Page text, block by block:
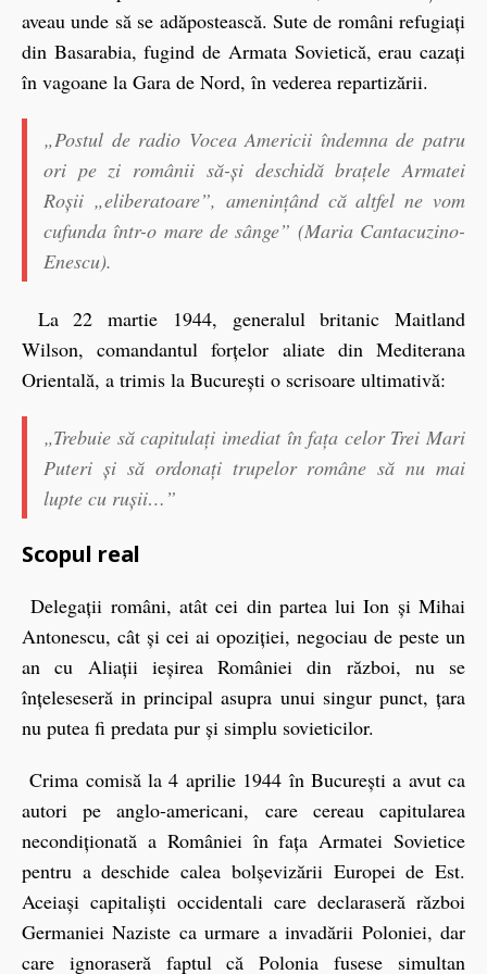
aveau unde să se adăpostească. Sute de români refugiați
din Basarabia, fugind de Armata Sovietică, erau cazați
în vagoane la Gara de Nord, în vederea repartizării.
„Postul de radio Vocea Americii îndemna de patru
ori pe zi românii să-și deschidă brațele Armatei
Roșii „eliberatoare”, amenințând că altfel ne vom
cufunda într-o mare de sânge” (Maria Cantacuzino-
Enescu).
La 22 martie 1944, generalul britanic Maitland
Wilson, comandantul forțelor aliate din Mediterana
Orientală, a trimis la București o scrisoare ultimativă:
„Trebuie să capitulați imediat în fața celor Trei Mari
Puteri și să ordonați trupelor române să nu mai
lupte cu rușii…”
Scopul real
Delegații români, atât cei din partea lui Ion și Mihai
Antonescu, cât și cei ai opoziției, negociau de peste un
an cu Aliații ieșirea României din război, nu se
înțeleseseră in principal asupra unui singur punct, țara
nu putea fi predata pur și simplu sovieticilor.
Crima comisă la 4 aprilie 1944 în București a avut ca
autori pe anglo-americani, care cereau capitularea
necondiționată a României în fața Armatei Sovietice
pentru a deschide calea bolșevizării Europei de Est.
Aceiași capitaliști occidentali care declaraseră război
Germaniei Naziste ca urmare a invadării Poloniei, dar
care ignoraseră faptul că Polonia fusese simultan